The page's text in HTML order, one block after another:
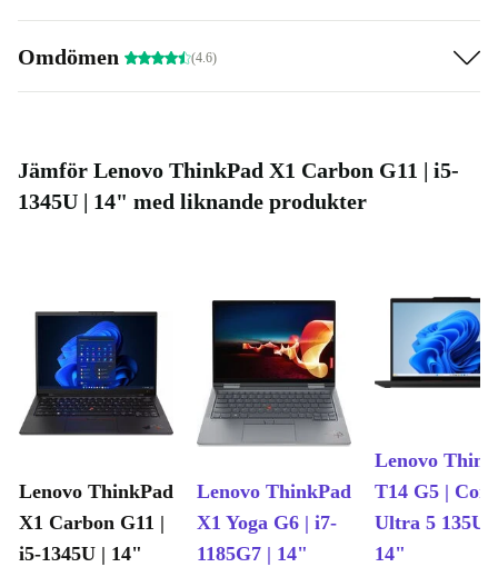
Omdömen (4.6)
Jämför Lenovo ThinkPad X1 Carbon G11 | i5-
1345U | 14" med liknande produkter
Lenovo ThinkPad
X1 Carbon G11 |
i5-1345U | 14"
Lenovo ThinkPad
X1 Yoga G6 | i7-
1185G7 | 14"
Lenovo
T14 G5 | Core
Ultra 5 135U |
14"